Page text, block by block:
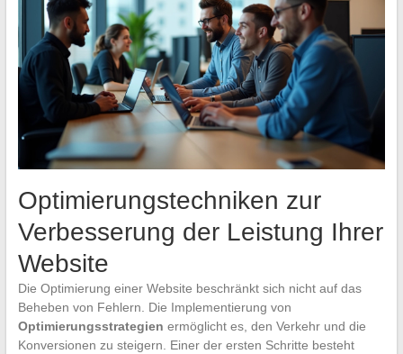
Optimierungstechniken zur
Verbesserung der Leistung Ihrer
Website
Die Optimierung einer Website beschränkt sich nicht auf das
Beheben von Fehlern. Die Implementierung von
Optimierungsstrategien ermöglicht es, den Verkehr und die
Konversionen zu steigern. Einer der ersten Schritte besteht